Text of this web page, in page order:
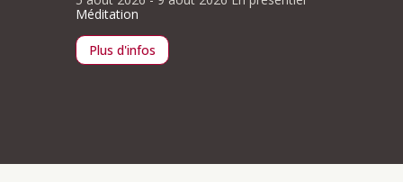
Méditation
Plus d'infos